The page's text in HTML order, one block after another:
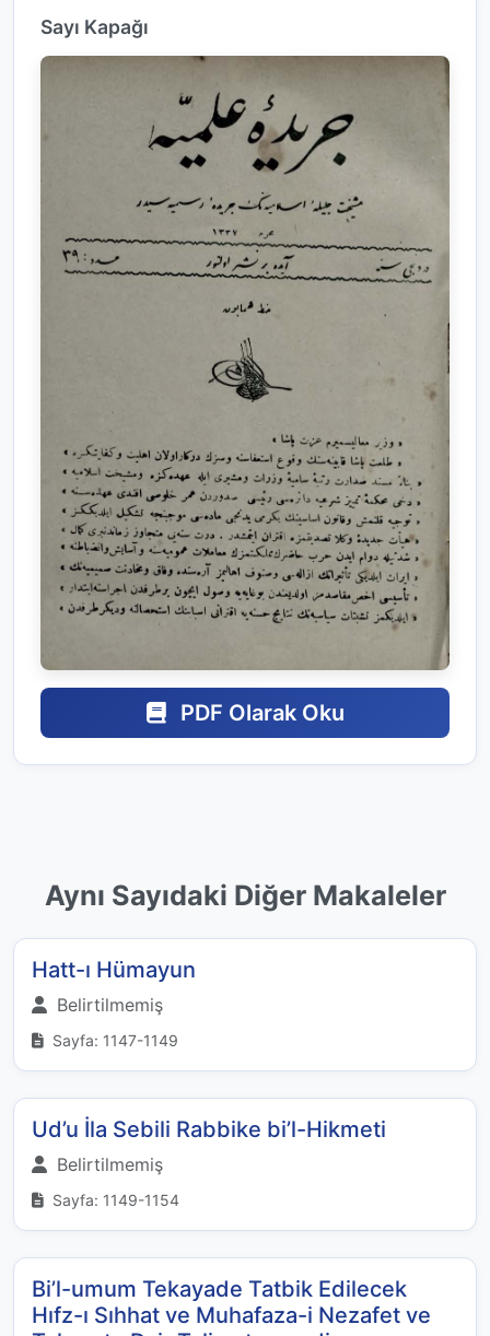
Sayı Kapağı
PDF Olarak Oku
Aynı Sayıdaki Diğer Makaleler
Hatt-ı Hümayun
Belirtilmemiş
Sayfa: 1147-1149
Ud’u İla Sebili Rabbike bi’l-Hikmeti
Belirtilmemiş
Sayfa: 1149-1154
Bi’l-umum Tekayade Tatbik Edilecek
Hıfz-ı Sıhhat ve Muhafaza-i Nezafet ve